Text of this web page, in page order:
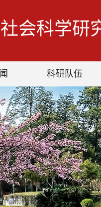
社会科学研
科研队伍